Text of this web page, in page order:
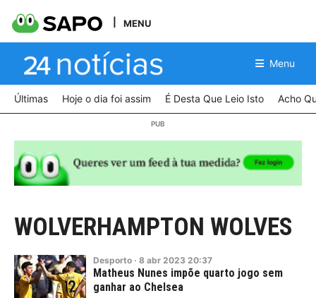
MENU
Menu
Últimas Hoje o dia foi assim É Desta Que Leio Isto Acho
WOLVERHAMPTON WOLVES
Desporto · 8 abr 2023 20:37
Matheus Nunes impõe quarto jogo sem
ganhar ao Chelsea